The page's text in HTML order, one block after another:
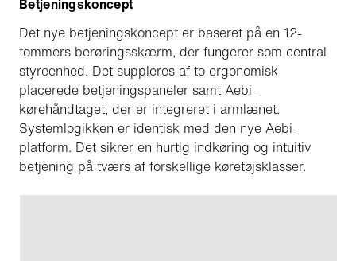
Betjeningskoncept
Det nye betjeningskoncept er baseret på en 12-
tommers berøringsskærm, der fungerer som central
styreenhed. Det suppleres af to ergonomisk
placerede betjeningspaneler samt Aebi-
kørehåndtaget, der er integreret i armlænet.
Systemlogikken er identisk med den nye Aebi-
platform. Det sikrer en hurtig indkøring og intuitiv
betjening på tværs af forskellige køretøjsklasser.